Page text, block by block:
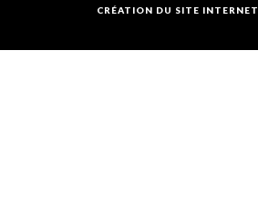
CRÉATION DU SITE INTERNET